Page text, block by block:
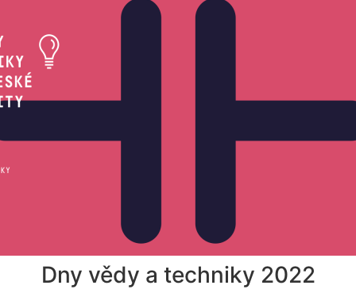
Dny vědy a techniky 2022